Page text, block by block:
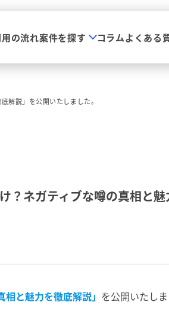
の流れ案件を探す コラムよくある
解説」を公開いたしました。
？ネガティブな噂の真相と
と魅力を徹底解説」 を公開いたし